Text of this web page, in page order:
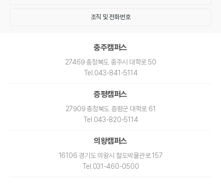
조직 및 전화번호
충주캠퍼스
27469 충청북도 충주시 대학로 50
Tel .043-841-5114
증평캠퍼스
27909 충청북도 증평군 대학로 61
Tel .043-820-5114
의왕캠퍼스
16106 경기도 의왕시 철도박물관로 157
Tel .031-460-0500